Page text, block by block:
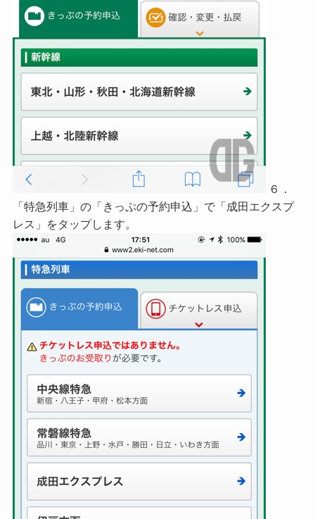
６．
「特急列車」の「きっぷの予約申込」で「成田エクスプ
レス」をタップします。